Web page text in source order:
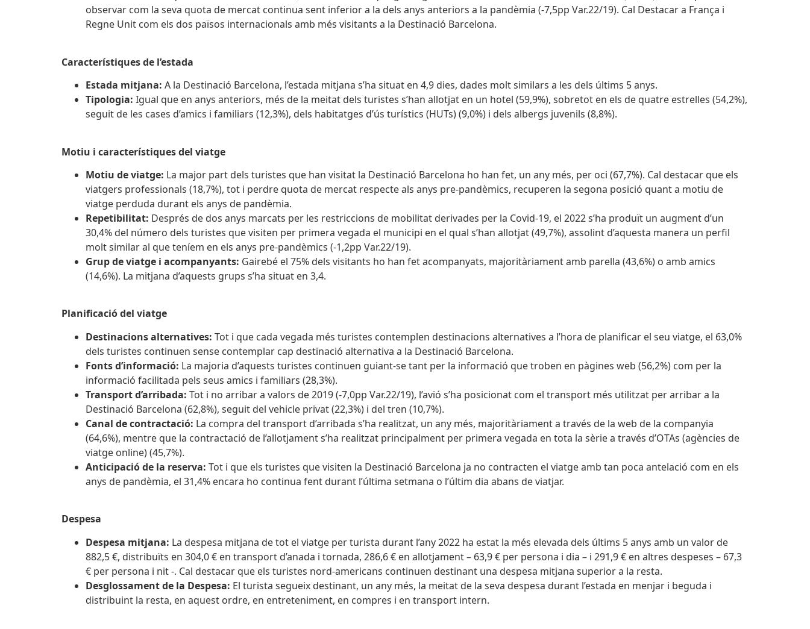
observar com la seva quota de mercat continua sent inferior a la dels anys anteriors a la pandèmia (-7,5pp Var.22/19). Cal Destacar a França i
Regne Unit com els dos països internacionals amb més visitants a la Destinació Barcelona.
Característiques de l’estada
Estada mitjana: A la Destinació Barcelona, l’estada mitjana s’ha situat en 4,9 dies, dades molt similars a les dels últims 5 anys.
Tipologia: Igual que en anys anteriors, més de la meitat dels turistes s’han allotjat en un hotel (59,9%), sobretot en els de quatre estrelles (54,2%),
seguit de les cases d’amics i familiars (12,3%), dels habitatges d’ús turístics (HUTs) (9,0%) i dels albergs juvenils (8,8%).
Motiu i característiques del viatge
Motiu de viatge: La major part dels turistes que han visitat la Destinació Barcelona ho han fet, un any més, per oci (67,7%). Cal destacar que els
viatgers professionals (18,7%), tot i perdre quota de mercat respecte als anys pre-pandèmics, recuperen la segona posició quant a motiu de
viatge perduda durant els anys de pandèmia.
Repetibilitat: Després de dos anys marcats per les restriccions de mobilitat derivades per la Covid-19, el 2022 s’ha produït un augment d’un
30,4% del número dels turistes que visiten per primera vegada el municipi en el qual s’han allotjat (49,7%), assolint d’aquesta manera un perfil
molt similar al que teníem en els anys pre-pandèmics (-1,2pp Var.22/19).
Grup de viatge i acompanyants: Gairebé el 75% dels visitants ho han fet acompanyats, majoritàriament amb parella (43,6%) o amb amics
(14,6%). La mitjana d’aquests grups s’ha situat en 3,4.
Planificació del viatge
Destinacions alternatives: Tot i que cada vegada més turistes contemplen destinacions alternatives a l’hora de planificar el seu viatge, el 63,0%
dels turistes continuen sense contemplar cap destinació alternativa a la Destinació Barcelona.
Fonts d’informació: La majoria d’aquests turistes continuen guiant-se tant per la informació que troben en pàgines web (56,2%) com per la
informació facilitada pels seus amics i familiars (28,3%).
Transport d’arribada: Tot i no arribar a valors de 2019 (-7,0pp Var.22/19), l’avió s’ha posicionat com el transport més utilitzat per arribar a la
Destinació Barcelona (62,8%), seguit del vehicle privat (22,3%) i del tren (10,7%).
Canal de contractació: La compra del transport d’arribada s’ha realitzat, un any més, majoritàriament a través de la web de la companyia
(64,6%), mentre que la contractació de l’allotjament s’ha realitzat principalment per primera vegada en tota la sèrie a través d’OTAs (agències de
viatge online) (45,7%).
Anticipació de la reserva: Tot i que els turistes que visiten la Destinació Barcelona ja no contracten el viatge amb tan poca antelació com en els
anys de pandèmia, el 31,4% encara ho continua fent durant l’última setmana o l’últim dia abans de viatjar.
Despesa
Despesa mitjana: La despesa mitjana de tot el viatge per turista durant l’any 2022 ha estat la més elevada dels últims 5 anys amb un valor de
882,5 €, distribuïts en 304,0 € en transport d’anada i tornada, 286,6 € en allotjament – 63,9 € per persona i dia – i 291,9 € en altres despeses – 67,3
€ per persona i nit -. Cal destacar que els turistes nord-americans continuen destinant una despesa mitjana superior a la resta.
Desglossament de la Despesa: El turista segueix destinant, un any més, la meitat de la seva despesa durant l’estada en menjar i beguda i
distribuint la resta, en aquest ordre, en entreteniment, en compres i en transport intern.